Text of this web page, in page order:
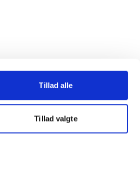
Tillad alle
Tillad valgte